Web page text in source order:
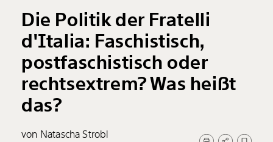
Die Politik der Fratelli
d'Italia: Faschistisch,
postfaschistisch oder
rechtsextrem? Was heißt
das?
von Natascha Strobl